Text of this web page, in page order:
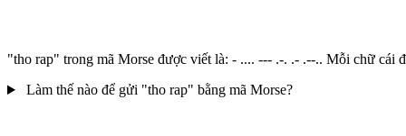
"tho rap" trong mã Morse được viết là: - .... --- .-. .- .--.. Mỗi chữ cái
Làm thế nào để gửi "tho rap" bằng mã Morse?